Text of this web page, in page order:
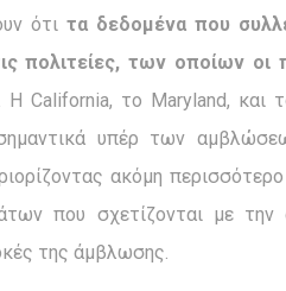
ότι τα δεδομένα που
πολιτείες, των οποίων οι
Η California, το Maryland, και
υπέρ των
ακόμη
που σχετίζονται με
της άμβλωσης.